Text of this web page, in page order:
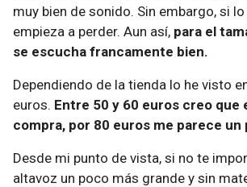
muy bien de sonido. Sin embargo, si
empieza a perder. Aun así, para el
se escucha francamente bien.
Dependiendo de la tienda lo he visto
euros. Entre 50 y 60 euros creo que
compra, por 80 euros me parece un
Desde mi punto de vista, si no te
altavoz un poco más grande y sin